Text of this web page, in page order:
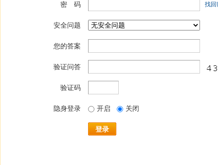
密 码 找回
安全问题
您的答案
验证问答
验证码
隐身登录 开启 关闭
登录